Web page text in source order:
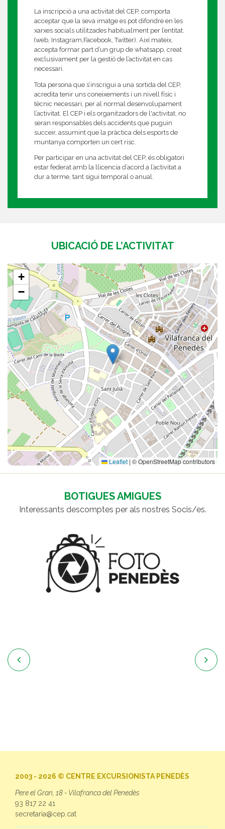
La inscripció a una activitat del CEP, comporta
acceptar que la seva imatge es pot difondre en les
xarxes socials utilitzades habitualment per l’entitat.
(web, Instagram,Facebook, Twitter). Així mateix,
accepta formar part d’un grup de whatsapp, creat
exclusivament per la gestió de l’activitat en cas
necessari.
Tota persona que s’inscrigui a una sortida del CEP,
acredita tenir uns coneixements i un nivell físic i
tècnic necessari, per al normal desenvolupament
l’activitat. El CEP i els organitzadors de l'activitat, no
seran responsables dels accidents que puguin
succeir, assumint que la pràctica dels esports de
muntanya comporten un cert risc.
Per participar en una activitat del CEP, és obligatori
estar federat amb la llicencia d’acord a l’activitat a
dur a terme, tant sigui temporal o anual.
UBICACIÓ DE L’ACTIVITAT
+
−
Leaflet | © OpenStreetMap contributors
BOTIGUES AMIGUES
Interessants descomptes per als nostres Socis/es.
 
2003 - 2026 © CENTRE EXCURSIONISTA PENEDÈS
Pere el Gran, 18 - Vilafranca del Penedès
93 817 22 41
secretaria@cep.cat